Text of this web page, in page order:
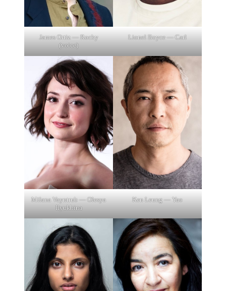
James Ortiz — Rocky
(voice)
Lionel Boyce — Carl
Milana Vayntrub — Olesya
Ilyukhina
Ken Leung — Yao